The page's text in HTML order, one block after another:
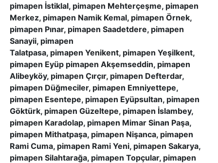
pimapen İstiklal, pimapen Mehterçeşme, pimapen
Merkez, pimapen Namik Kemal, pimapen Örnek,
pimapen Pınar, pimapen Saadetdere, pimapen
Sanayii, pimapen
Talatpasa, pimapen Yenikent, pimapen Yeşilkent,
pimapen Eyüp pimapen Akşemseddin, pimapen
Alibeyköy, pimapen Çırçır, pimapen Defterdar,
pimapen Düğmeciler, pimapen Emniyettepe,
pimapen Esentepe, pimapen Eyüpsultan, pimapen
Göktürk, pimapen Güzeltepe, pimapen İslambey,
pimapen Karadolap, pimapen Mimar Sinan Paşa,
pimapen Mithatpaşa, pimapen Nişanca, pimapen
Rami Cuma, pimapen Rami Yeni, pimapen Sakarya,
pimapen Silahtarağa, pimapen Topçular, pimapen